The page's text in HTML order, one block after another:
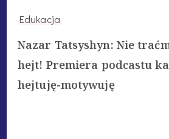
Edukacja
Nazar Tatsyshyn: Nie
hejt! Premiera podcastu
hejtuję-motywuję